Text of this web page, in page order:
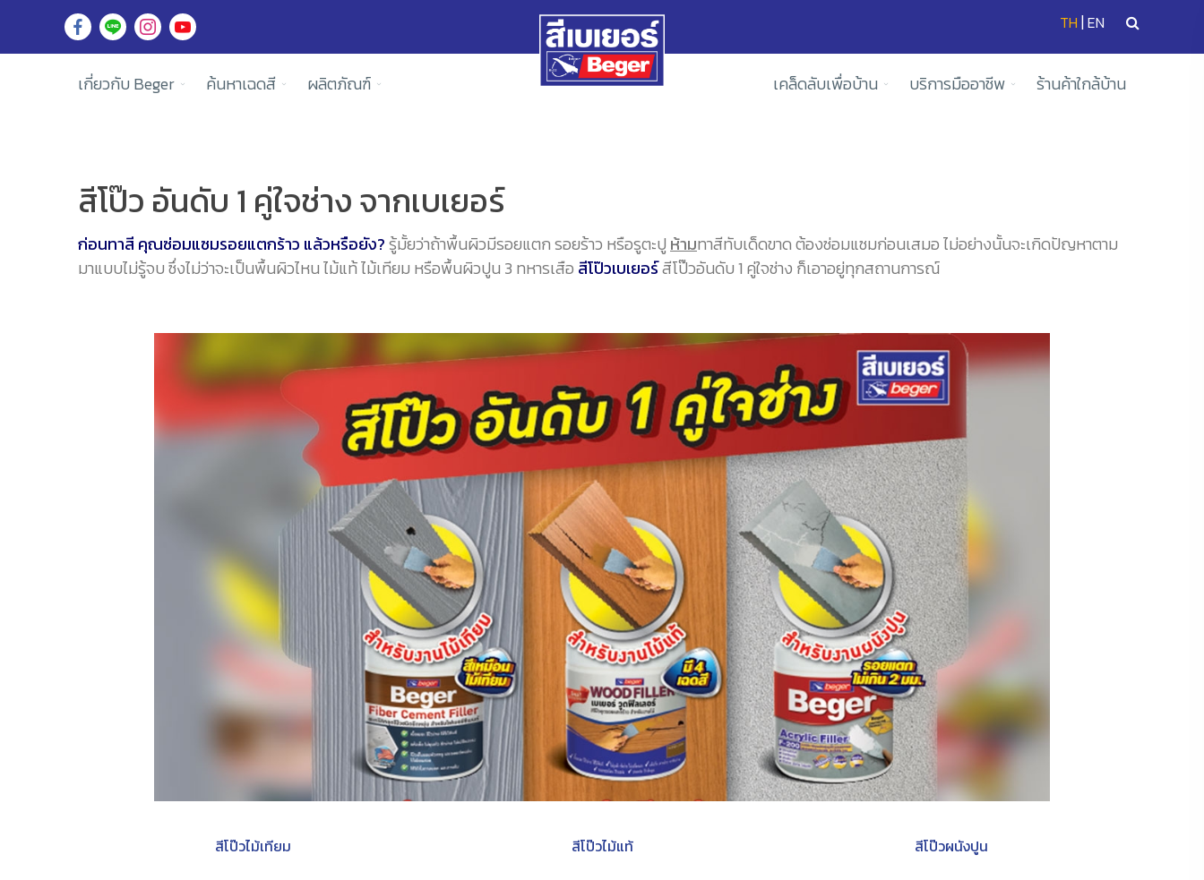
TH |EN
เกี่ยวกับ Beger ค้นหาเฉดสี ผลิตภัณฑ์ เคล็ดลับเพื่อบ้าน บริการมืออาชีพ ร้านค้าใกล้บ้าน
สีโป๊ว อันดับ 1 คู่ใจช่าง จากเบเยอร์
ก่อนทาสี คุณซ่อมแซมรอยแตกร้าว แล้วหรือยัง?รู้มั้ยว่าถ้าพื้นผิวมีรอยแตก รอยร้าว หรือรูตะปู ห้ามทาสีทับเด็ดขาด ต้องซ่อมแซมก่อนเสมอ ไม่อย่างนั้นจะเกิดปัญหาตาม
มาแบบไม่รู้จบ ซึ่งไม่ว่าจะเป็นพื้นผิวไหน ไม้แท้ ไม้เทียม หรือพื้นผิวปูน 3 ทหารเสือ สีโป๊วเบเยอร์สีโป๊วอันดับ 1 คู่ใจช่าง ก็เอาอยู่ทุกสถานการณ์
สีโป๊วไม้เทียม สีโป๊วไม้แท้ สีโป๊วผนังปูน